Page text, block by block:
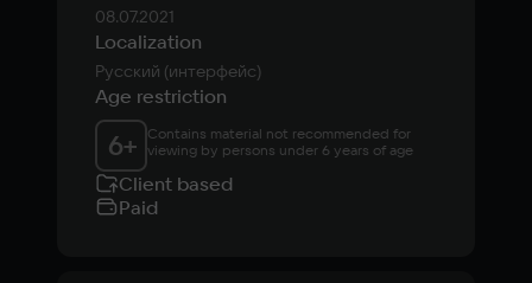
08.07.2021
Localization
Русский (интерфейс)
Age restriction
6+
Contains material not recommended for
viewing by persons under 6 years of age
Client based
Paid